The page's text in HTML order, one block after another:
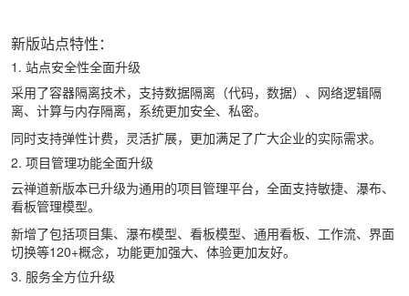
新版站点特性：
1. 站点安全性全面升级
采用了容器隔离技术，支持数据隔离（代码，数据）、网络逻辑隔
离、计算与内存隔离，系统更加安全、私密。
同时支持弹性计费，灵活扩展，更加满足了广大企业的实际需求。
2. 项目管理功能全面升级
云禅道新版本已升级为通用的项目管理平台，全面支持敏捷、瀑布、
看板管理模型。
新增了包括项目集、瀑布模型、看板模型、通用看板、工作流、界面
切换等120+概念，功能更加强大、体验更加友好。
3. 服务全方位升级